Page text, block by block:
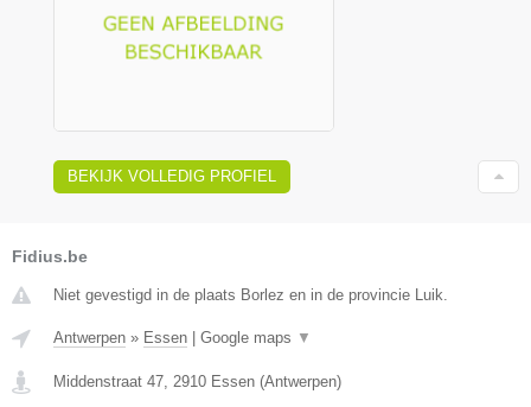
BEKIJK VOLLEDIG PROFIEL
Fidius.be
Niet gevestigd in de plaats Borlez en in de provincie Luik.
Antwerpen » Essen Google maps ▼
Middenstraat 47, 2910 Essen (Antwerpen)